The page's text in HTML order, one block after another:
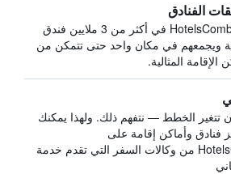
الفنادق
يبحث HotelsCombined في أكثر من 3 ملايين فندق
ويجمعهم في مكان واحد حتى تتمكن من
الإقامة المثالية.
تتغير الخطط — نتفهم ذلك. ولهذا يمكنك
فنادق وأماكن إقامة على
HotelsCombined من وكالات السفر التي تقدم خدمة